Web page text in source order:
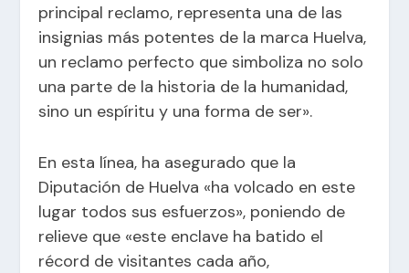
principal reclamo, representa una de las
insignias más potentes de la marca Huelva,
un reclamo perfecto que simboliza no solo
una parte de la historia de la humanidad,
sino un espíritu y una forma de ser».
En esta línea, ha asegurado que la
Diputación de Huelva «ha volcado en este
lugar todos sus esfuerzos», poniendo de
relieve que «este enclave ha batido el
récord de visitantes cada año,